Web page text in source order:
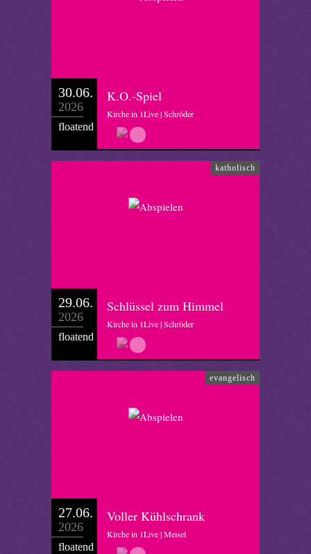
30.06.
2026
floatend
K.O.-Spiel
Kirche in 1Live | Schröder
katholisch
29.06.
2026
floatend
Schlüssel zum Himmel
Kirche in 1Live | Schröder
evangelisch
27.06.
2026
floatend
Voller Kühlschrank
Kirche in 1Live | Meisel